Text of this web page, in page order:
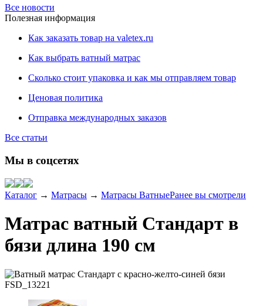
Все новости
Полезная информация
Как заказать товар на valetex.ru
Как выбрать ватный матрас
Сколько стоит упаковка и как мы отправляем товар
Ценовая политика
Отправка международных заказов
Все статьи
Мы в соцсетях
Каталог → Матрасы → Матрасы ВатныеРанее вы смотрели
Матрас ватный Стандарт в
бязи длина 190 см